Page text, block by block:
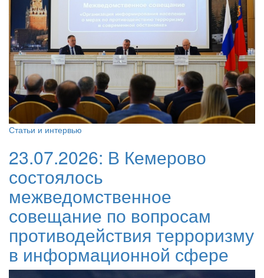
Статьи и интервью
23.07.2026: В Кемерово
состоялось
межведомственное
совещание по вопросам
противодействия терроризму
в информационной сфере